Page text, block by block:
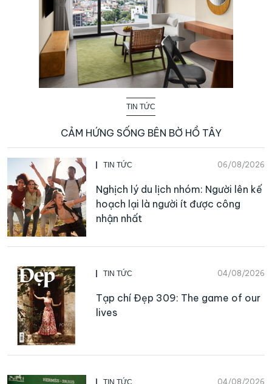
TIN TỨC
CẢM HỨNG SỐNG BÊN BỜ HỒ TÂY
TIN TỨC 06/08/2026
Nghịch lý du lịch nhóm: Người lên kế
hoạch lại là người ít được công
nhận nhất
TIN TỨC 04/08/2026
Tạp chí Đẹp 309: The game of our
lives
TIN TỨC 04/08/2026